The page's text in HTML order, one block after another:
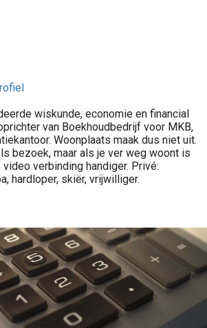
wiskunde, economie en financial
van Boekhoudbedrijf voor MKB,
Woonplaats maak dus niet uit.
bezoek, maar als je ver weg woont is
verbinding handiger. Privé:
hardloper, skiër, vrijwilliger.